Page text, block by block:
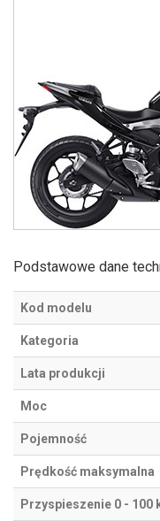
Podstawowe dane
Kod modelu
Kategoria
Lata produkcji
Moc
Pojemność
Prędkość maksymalna
Przyspieszenie 0 - 100